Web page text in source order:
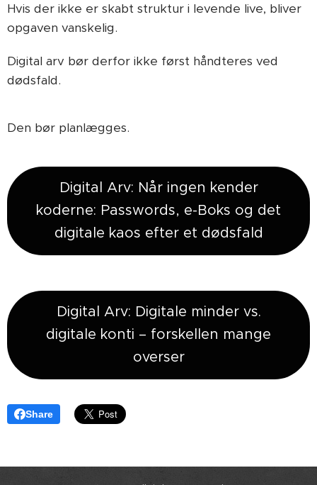
Hvis der ikke er skabt struktur i levende live, bliver
opgaven vanskelig.
Digital arv bør derfor ikke først håndteres ved
dødsfald.
Den bør planlægges.
Digital Arv: Når ingen kender
koderne: Passwords, e-Boks og det
digitale kaos efter et dødsfald
Digital Arv: Digitale minder vs.
digitale konti – forskellen mange
overser
Share